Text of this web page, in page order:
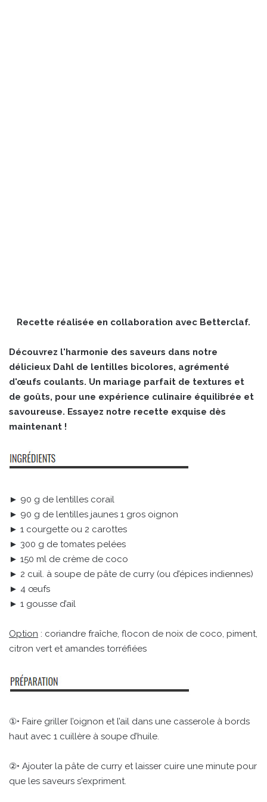
Recette réalisée en collaboration avec Betterclaf.
Découvrez l'harmonie des saveurs dans notre
délicieux Dahl de lentilles bicolores, agrémenté
d'œufs coulants. Un mariage parfait de textures et
de goûts, pour une expérience culinaire équilibrée et
savoureuse. Essayez notre recette exquise dès
maintenant !
► 90 g de lentilles corail
► 90 g de lentilles jaunes 1 gros oignon
► 1 courgette ou 2 carottes
► 300 g de tomates pelées
► 150 ml de crème de coco
► 2 cuil. à soupe de pâte de curry (ou d’épices indiennes)
► 4 œufs
► 1 gousse d’ail
Option : coriandre fraîche, flocon de noix de coco, piment,
citron vert et amandes torréfiées
①• Faire griller l’oignon et l’ail dans une casserole à bords
haut avec 1 cuillère à soupe d’huile.
②• Ajouter la pâte de curry et laisser cuire une minute pour
que les saveurs s'expriment.